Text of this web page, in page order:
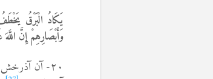
یَکَادُ الْبَرْقُ
وَأَبْصَارِهِمْ إِنَّ
۲۰- آن